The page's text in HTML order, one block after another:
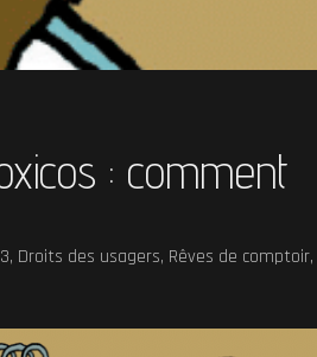
: comment
, Droits des usagers, Rêves de comptoir,